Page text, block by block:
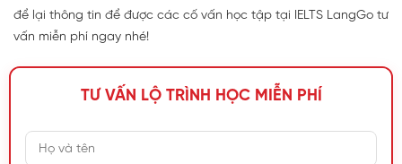
để lại thông tin để được các cố vấn học tập tại IELTS LangGo tư
vấn miễn phí ngay nhé!
TƯ VẤN LỘ TRÌNH HỌC MIỄN PHÍ